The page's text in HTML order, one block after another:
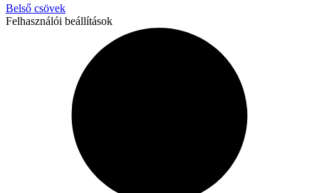
Belső csövek
Felhasználói beállítások